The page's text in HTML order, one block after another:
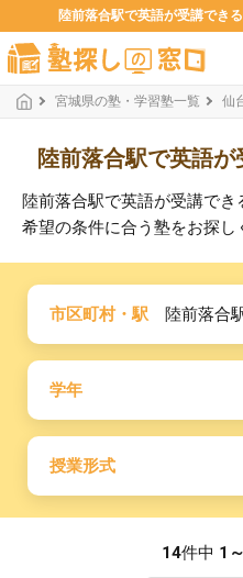
陸前落合駅で英語が受講でき
宮城県の塾・学習塾一覧 仙
陸前落合駅で英語
陸前落合駅で英語が受講で
希望の条件に合う塾をお探し
市区町村・駅 陸前落合
学年
授業形式
14件中 1